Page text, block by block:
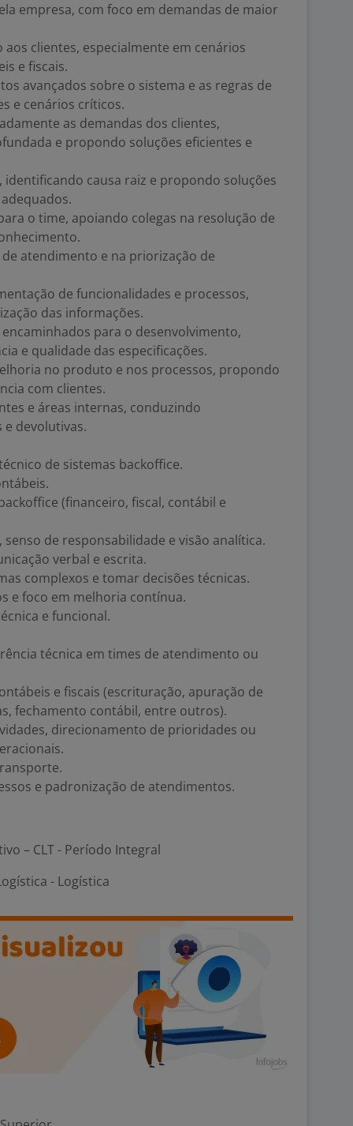
empresa, com foco em demandas de maior
clientes, especialmente em cenários
e fiscais.
avançados sobre o sistema e as regras de
e cenários críticos.
as demandas dos clientes,
e propondo soluções eficientes e
causa raiz e propondo soluções
o time, apoiando colegas na resolução de
atendimento e na priorização de
de funcionalidades e processos,
das informações.
para o desenvolvimento,
e qualidade das especificações.
no produto e nos processos, propondo
com clientes.
e áreas internas, conduzindo
e devolutivas.
de sistemas backoffice.
(financeiro, fiscal, contábil e
de responsabilidade e visão analítica.
verbal e escrita.
complexos e tomar decisões técnicas.
e foco em melhoria contínua.
e funcional.
técnica em times de atendimento ou
e fiscais (escrituração, apuração de
fechamento contábil, entre outros).
direcionamento de prioridades ou
e padronização de atendimentos.
– CLT - Período Integral
- Logística